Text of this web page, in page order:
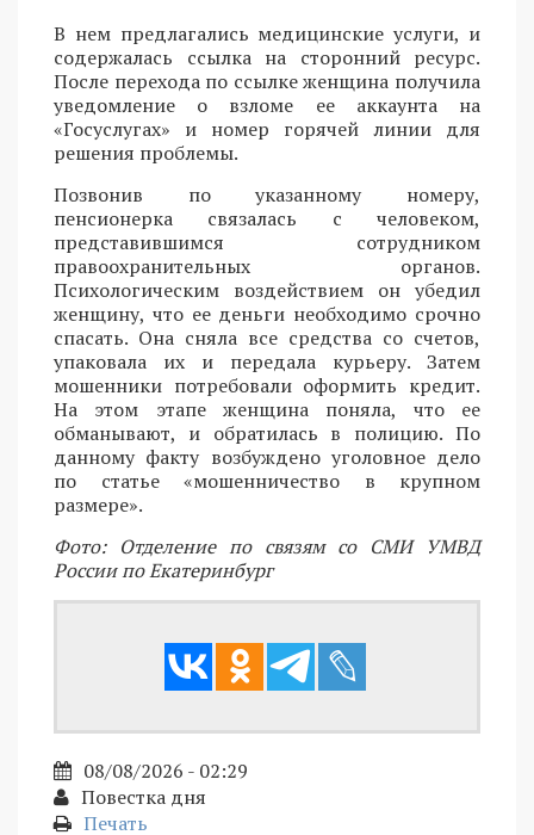
В нем предлагались медицинские услуги, и
содержалась ссылка на сторонний ресурс.
После перехода по ссылке женщина получила
уведомление о взломе ее аккаунта на
«Госуслугах» и номер горячей линии для
решения проблемы.
Позвонив по указанному номеру,
пенсионерка связалась с человеком,
представившимся сотрудником
правоохранительных органов.
Психологическим воздействием он убедил
женщину, что ее деньги необходимо срочно
спасать. Она сняла все средства со счетов,
упаковала их и передала курьеру. Затем
мошенники потребовали оформить кредит.
На этом этапе женщина поняла, что ее
обманывают, и обратилась в полицию. По
данному факту возбуждено уголовное дело
по статье «мошенничество в крупном
размере».
Фото: Отделение по связям со СМИ УМВД
России по Екатеринбург
08/08/2026 - 02:29
Повестка дня
Печать